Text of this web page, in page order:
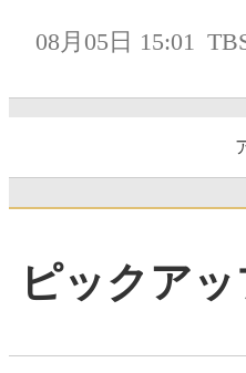
08月05日 15:01
ピックア